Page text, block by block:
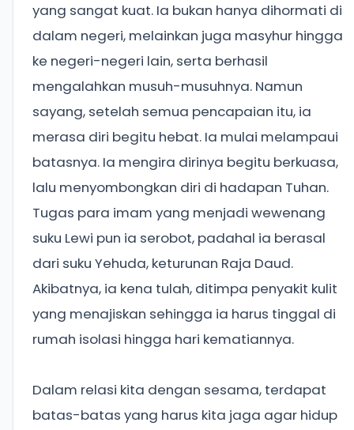
yang sangat kuat. Ia bukan hanya dihormati di
dalam negeri, melainkan juga masyhur hingga
ke negeri-negeri lain, serta berhasil
mengalahkan musuh-musuhnya. Namun
sayang, setelah semua pencapaian itu, ia
merasa diri begitu hebat. Ia mulai melampaui
batasnya. Ia mengira dirinya begitu berkuasa,
lalu menyombongkan diri di hadapan Tuhan.
Tugas para imam yang menjadi wewenang
suku Lewi pun ia serobot, padahal ia berasal
dari suku Yehuda, keturunan Raja Daud.
Akibatnya, ia kena tulah, ditimpa penyakit kulit
yang menajiskan sehingga ia harus tinggal di
rumah isolasi hingga hari kematiannya.
Dalam relasi kita dengan sesama, terdapat
batas-batas yang harus kita jaga agar hidup